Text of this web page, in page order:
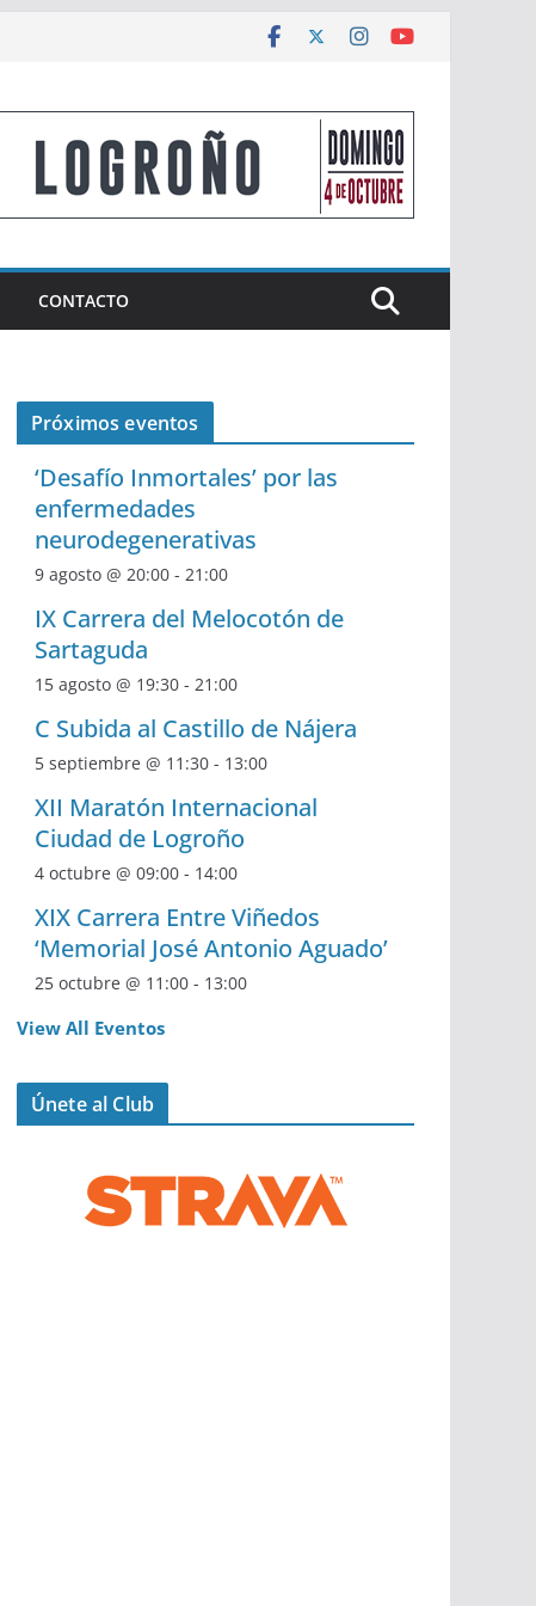
CONTACTO
Próximos eventos
‘Desafío Inmortales’ por las
enfermedades
neurodegenerativas
9 agosto @ 20:00 - 21:00
IX Carrera del Melocotón de
Sartaguda
15 agosto @ 19:30 - 21:00
C Subida al Castillo de Nájera
5 septiembre @ 11:30 - 13:00
XII Maratón Internacional
Ciudad de Logroño
4 octubre @ 09:00 - 14:00
XIX Carrera Entre Viñedos
‘Memorial José Antonio Aguado’
25 octubre @ 11:00 - 13:00
View All Eventos
Únete al Club